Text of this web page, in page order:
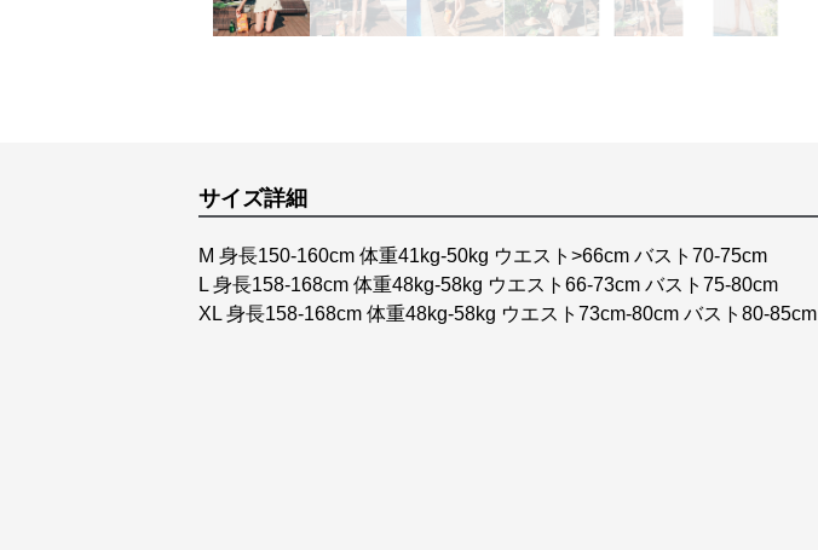
サイズ詳細
M 身長150-160cm 体重41kg-50kg ウエスト>66cm バスト70-75cm
L 身長158-168cm 体重48kg-58kg ウエスト66-73cm バスト75-80cm
XL 身長158-168cm 体重48kg-58kg ウエスト73cm-80cm バスト80-85cm